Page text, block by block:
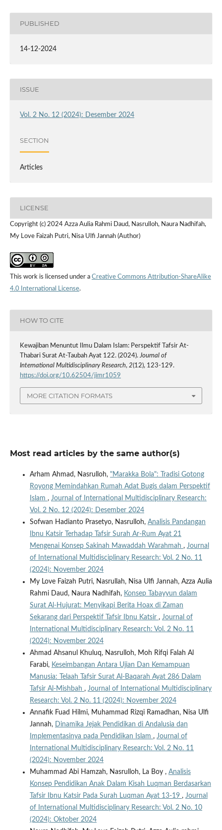
PUBLISHED
14-12-2024
ISSUE
Vol. 2 No. 12 (2024): Desember 2024
SECTION
Articles
LICENSE
Copyright (c) 2024 Azza Aulia Rahmi Daud, Nasrulloh, Naura Nadhifah,
My Love Faizah Putri, Nisa Ulfi Jannah (Author)
This work is licensed under a Creative Commons Attribution-ShareAlike
4.0 International License.
HOW TO CITE
Kewajiban Menuntut Ilmu Dalam Islam: Perspektif Tafsir At-
Thabari Surat At-Taubah Ayat 122. (2024).Journal of
International Multidisciplinary Research, 2(12), 123-129.
https://doi.org/10.62504/jimr1059
MORE CITATION FORMATS
Most read articles by the same author(s)
Arham Ahmad, Nasrulloh, "Marakka Bola": Tradisi Gotong
Royong Memindahkan Rumah Adat Bugis dalam Perspektif
Islam , Journal of International Multidisciplinary Research:
Vol. 2 No. 12 (2024): Desember 2024
Sofwan Hadianto Prasetyo, Nasrulloh, Analisis Pandangan
Ibnu Katsir Terhadap Tafsir Surah Ar-Rum Ayat 21
Mengenai Konsep Sakinah Mawaddah Warahmah , Journal
of International Multidisciplinary Research: Vol. 2 No. 11
(2024): November 2024
My Love Faizah Putri, Nasrullah, Nisa Ulfi Jannah, Azza Aulia
Rahmi Daud, Naura Nadhifah, Konsep Tabayyun dalam
Surat Al-Hujurat: Menyikapi Berita Hoax di Zaman
Sekarang dari Perspektif Tafsir Ibnu Katsir , Journal of
International Multidisciplinary Research: Vol. 2 No. 11
(2024): November 2024
Ahmad Ahsanul Khuluq, Nasrulloh, Moh Rifqi Falah Al
Farabi, Keseimbangan Antara Ujian Dan Kemampuan
Manusia: Telaah Tafsir Surat Al-Baqarah Ayat 286 Dalam
Tafsir Al-Mishbah , Journal of International Multidisciplinary
Research: Vol. 2 No. 11 (2024): November 2024
Annafik Fuad Hilmi, Muhammad Rizqi Ramadhan, Nisa Ulfi
Jannah, Dinamika Jejak Pendidikan di Andalusia dan
Implementasinya pada Pendidikan Islam , Journal of
International Multidisciplinary Research: Vol. 2 No. 11
(2024): November 2024
Muhammad Abi Hamzah, Nasrulloh, La Boy , Analisis
Konsep Pendidikan Anak Dalam Kisah Luqman Berdasarkan
Tafsir Ibnu Katsir Pada Surah Luqman Ayat 13-19 , Journal
of International Multidisciplinary Research: Vol. 2 No. 10
(2024): Oktober 2024